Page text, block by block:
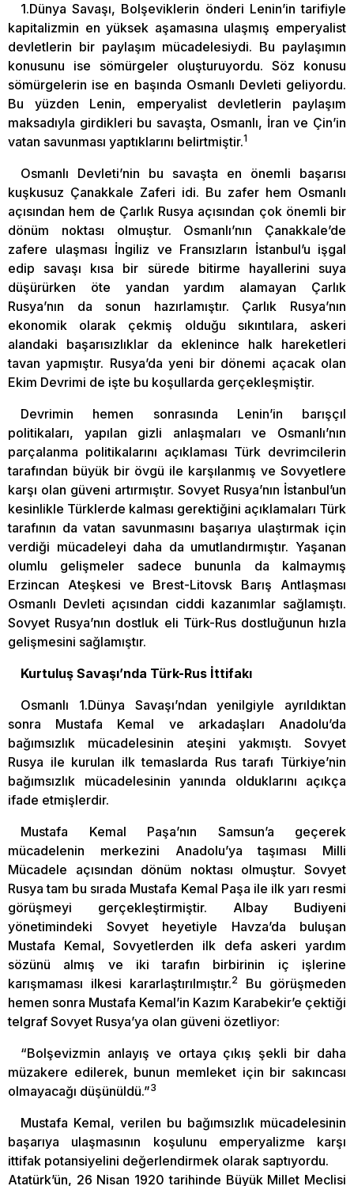
1.Dünya Savaşı, Bolşeviklerin önderi Lenin’in tarifiyle
kapitalizmin en yüksek aşamasına ulaşmış emperyalist
devletlerin bir paylaşım mücadelesiydi. Bu paylaşımın
konusunu ise sömürgeler oluşturuyordu. Söz konusu
sömürgelerin ise en başında Osmanlı Devleti geliyordu.
Bu yüzden Lenin, emperyalist devletlerin paylaşım
maksadıyla girdikleri bu savaşta, Osmanlı, İran ve Çin’in
vatan savunması yaptıklarını belirtmiştir.1
Osmanlı Devleti’nin bu savaşta en önemli başarısı
kuşkusuz Çanakkale Zaferi idi. Bu zafer hem Osmanlı
açısından hem de Çarlık Rusya açısından çok önemli bir
dönüm noktası olmuştur. Osmanlı’nın Çanakkale’de
zafere ulaşması İngiliz ve Fransızların İstanbul’u işgal
edip savaşı kısa bir sürede bitirme hayallerini suya
düşürürken öte yandan yardım alamayan Çarlık
Rusya’nın da sonun hazırlamıştır. Çarlık Rusya’nın
ekonomik olarak çekmiş olduğu sıkıntılara, askeri
alandaki başarısızlıklar da eklenince halk hareketleri
tavan yapmıştır. Rusya’da yeni bir dönemi açacak olan
Ekim Devrimi de işte bu koşullarda gerçekleşmiştir.
Devrimin hemen sonrasında Lenin’in barışçıl
politikaları, yapılan gizli anlaşmaları ve Osmanlı’nın
parçalanma politikalarını açıklaması Türk devrimcilerin
tarafından büyük bir övgü ile karşılanmış ve Sovyetlere
karşı olan güveni artırmıştır. Sovyet Rusya’nın İstanbul’un
kesinlikle Türklerde kalması gerektiğini açıklamaları Türk
tarafının da vatan savunmasını başarıya ulaştırmak için
verdiği mücadeleyi daha da umutlandırmıştır. Yaşanan
olumlu gelişmeler sadece bununla da kalmaymış
Erzincan Ateşkesi ve Brest-Litovsk Barış Antlaşması
Osmanlı Devleti açısından ciddi kazanımlar sağlamıştı.
Sovyet Rusya’nın dostluk eli Türk-Rus dostluğunun hızla
gelişmesini sağlamıştır.
Kurtuluş Savaşı’nda Türk-Rus İttifakı
Osmanlı 1.Dünya Savaşı’ndan yenilgiyle ayrıldıktan
sonra Mustafa Kemal ve arkadaşları Anadolu’da
bağımsızlık mücadelesinin ateşini yakmıştı. Sovyet
Rusya ile kurulan ilk temaslarda Rus tarafı Türkiye’nin
bağımsızlık mücadelesinin yanında olduklarını açıkça
ifade etmişlerdir.
Mustafa Kemal Paşa’nın Samsun’a geçerek
mücadelenin merkezini Anadolu’ya taşıması Milli
Mücadele açısından dönüm noktası olmuştur. Sovyet
Rusya tam bu sırada Mustafa Kemal Paşa ile ilk yarı resmi
görüşmeyi gerçekleştirmiştir. Albay Budiyeni
yönetimindeki Sovyet heyetiyle Havza’da buluşan
Mustafa Kemal, Sovyetlerden ilk defa askeri yardım
sözünü almış ve iki tarafın birbirinin iç işlerine
karışmaması ilkesi kararlaştırılmıştır.2
Bu görüşmeden
hemen sonra Mustafa Kemal’in Kazım Karabekir’e çektiği
telgraf Sovyet Rusya’ya olan güveni özetliyor:
“Bolşevizmin anlayış ve ortaya çıkış şekli bir daha
müzakere edilerek, bunun memleket için bir sakıncası
olmayacağı düşünüldü.”3
Mustafa Kemal, verilen bu bağımsızlık mücadelesinin
başarıya ulaşmasının koşulunu emperyalizme karşı
ittifak potansiyelini değerlendirmek olarak saptıyordu.
Atatürk’ün, 26 Nisan 1920 tarihinde Büyük Millet Meclisi